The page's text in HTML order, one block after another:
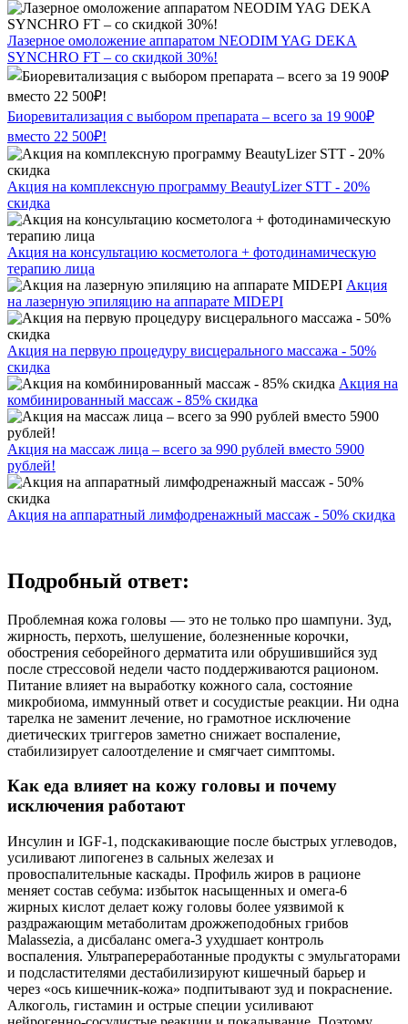
Лазерное омоложение аппаратом NEODIM YAG DEKA
SYNCHRO FT – со скидкой 30%!
Биоревитализация с выбором препарата – всего за 19 900₽
вместо 22 500₽!
Акция на комплексную программу BeautyLizer STT - 20%
скидка
Акция на консультацию косметолога + фотодинамическую
терапию лица
Акция
на лазерную эпиляцию на аппарате MIDEPI
Акция на первую процедуру висцерального массажа - 50%
скидка
Акция на
комбинированный массаж - 85% скидка
Акция на массаж лица – всего за 990 рублей вместо 5900
рублей!
Акция на аппаратный лимфодренажный массаж - 50% скидка
Подробный ответ:
Проблемная кожа головы — это не только про шампуни. Зуд,
жирность, перхоть, шелушение, болезненные корочки,
обострения себорейного дерматита или обрушившийся зуд
после стрессовой недели часто поддерживаются рационом.
Питание влияет на выработку кожного сала, состояние
микробиома, иммунный ответ и сосудистые реакции. Ни одна
тарелка не заменит лечение, но грамотное исключение
диетических триггеров заметно снижает воспаление,
стабилизирует салоотделение и смягчает симптомы.
Как еда влияет на кожу головы и почему
исключения работают
Инсулин и IGF‑1, подскакивающие после быстрых углеводов,
усиливают липогенез в сальных железах и
провоспалительные каскады. Профиль жиров в рационе
меняет состав себума: избыток насыщенных и омега‑6
жирных кислот делает кожу головы более уязвимой к
раздражающим метаболитам дрожжеподобных грибов
Malassezia, а дисбаланс омега‑3 ухудшает контроль
воспаления. Ультрапереработанные продукты с эмульгаторами
и подсластителями дестабилизируют кишечный барьер и
через «ось кишечник‑кожа» подпитывают зуд и покраснение.
Алкоголь, гистамин и острые специи усиливают